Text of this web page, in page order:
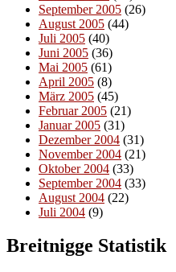
September 2005 (26)
August 2005 (44)
Juli 2005 (40)
Juni 2005 (36)
Mai 2005 (61)
April 2005 (8)
März 2005 (45)
Februar 2005 (21)
Januar 2005 (31)
Dezember 2004 (31)
November 2004 (21)
Oktober 2004 (33)
September 2004 (33)
August 2004 (22)
Juli 2004 (9)
Breitnigge Statistik